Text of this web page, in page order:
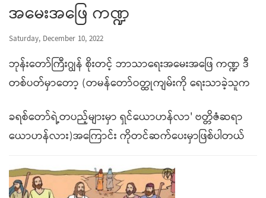
အမေးအဖြေ ကဏ္ဍ
Saturday, December 10, 2022
ဘုန်းတော်ကြီးဂျွန် စိုးတင့် ဘာသာရေးအမေးအဖြေ ကဏ္ဍ ဒီ
တစ်ပတ်မှာတော့ (တမန်တော်ဝတ္ထုကျမ်းကို ရေးသာခဲ့သူက
ခရစ်တော်ရဲ့တပည့်များမှာ ရှင်ယောဟန်လာ' ဗတ္တိဇံဆရာ
ယောဟန်လား)အကြောင်း ကိုတင်ဆက်ပေးမှာဖြစ်ပါတယ်